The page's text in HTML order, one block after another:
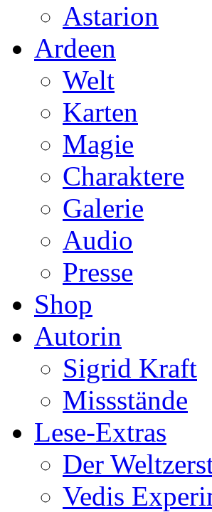
Astarion
Ardeen
Welt
Karten
Magie
Charaktere
Galerie
Audio
Presse
Shop
Autorin
Sigrid Kraft
Missstände
Lese-Extras
Der
Vedis